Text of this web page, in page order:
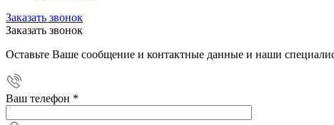
Заказать звонок
Заказать звонок
Оставьте Ваше сообщение и контактные данные и наши
Ваш телефон *